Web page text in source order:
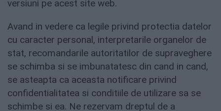
versiuni pe acest site web.
Avand in vedere ca legile privind protectia datelor
cu caracter personal, interpretarile organelor de
stat, recomandarile autoritatilor de supraveghere
se schimba si se imbunatatesc din cand in cand,
se asteapta ca aceasta notificare privind
confidentialitatea si conditiile de utilizare sa se
schimbe si ea. Ne rezervam dreptul de a